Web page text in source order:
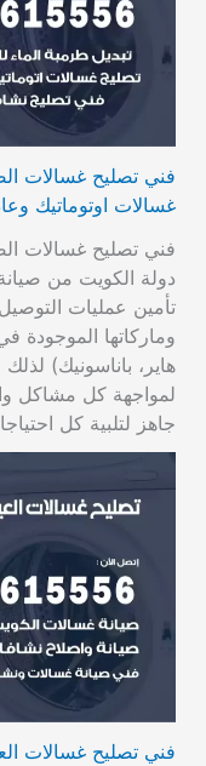
غسالات اوتوماتيك
فني تصليح غسالات
دولة الكويت من
تأمين عمليات
وماركاتها الموجودة
هاير، باناسونيك)
لمواجهة كل مشاكل
جاهز لتلبية كل